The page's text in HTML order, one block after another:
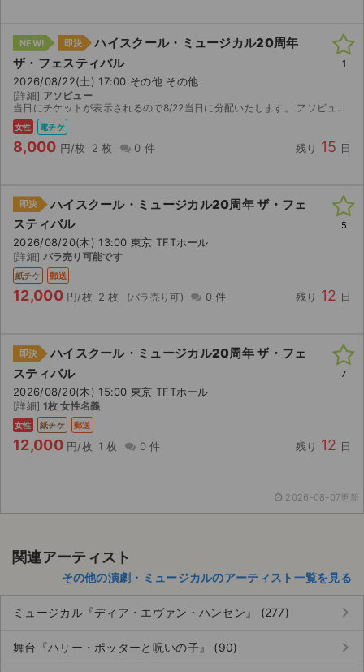
よくある質問
お知らせ
サイト情報
チケットジャム運営会社
プライバシーポリシー
公演登録依頼
不正転売禁止法について
チケットジャムの取り組み
NEW! 即決
ハイスクール・ミュージカル20周年
ザ・フェスティバル
2026/08/22(土) 17:00 その他 その他
[詳細] アソビュー
当日にチケットが表示されるので8/22当日に分配いたします。 アソビューサイトの会員登録をしてお受け取りください。 万が一、エラーなど分配できない際はログインに必要な情報を連絡ボードにてお伝...
女性 電チケ
8,000 円/枚 2 枚 0 件 残り 15 日
1
即決
ハイスクール・ミュージカル20周年 ザ・フェ
スティバル
2026/08/20(木) 13:00 東京 TFTホール
[詳細] バラ売り可能です
紙チケ 郵送
12,000 円/枚 2 枚 0 件 残り 12 日
5
即決
ハイスクール・ミュージカル20周年 ザ・フェ
スティバル
2026/08/20(木) 15:00 東京 TFTホール
[詳細] 1枚 女性名義
女性 紙チケ 郵送
12,000 円/枚 1 枚 0 件 残り 12 日
7
2026-08-07更新
関連アーティスト
その他の演劇・ミュージカルのアーティスト一覧を見る
ミュージカル『ディア・エヴァン・ハンセン』 (277) keyboard_arrow_right
舞台『ハリー・ポッターと呪いの子』 (90) keyboard_arrow_right